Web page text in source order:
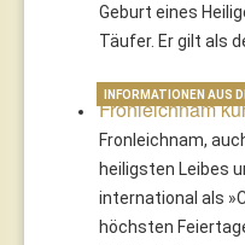
Geburt eines
Täufer. Er gilt als
Fronleichnam
Fronleichnam,
heiligsten Leibes
international als
höchsten
INFORMATIONEN AUS